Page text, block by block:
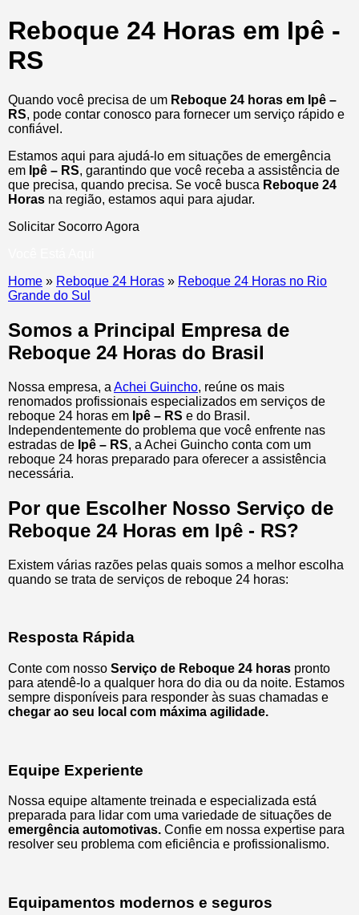
Reboque 24 Horas em Ipê -
RS
Quando você precisa de um Reboque 24 horas em Ipê –
RS, pode contar conosco para fornecer um serviço rápido e
confiável.
Estamos aqui para ajudá-lo em situações de emergência
em Ipê – RS, garantindo que você receba a assistência de
que precisa, quando precisa. Se você busca Reboque 24
Horas na região, estamos aqui para ajudar.
Solicitar Socorro Agora
Home » Reboque 24 Horas » Reboque 24 Horas no Rio
Grande do Sul
Somos a Principal Empresa de
Reboque 24 Horas do Brasil
Nossa empresa, a Achei Guincho, reúne os mais
renomados profissionais especializados em serviços de
reboque 24 horas em Ipê – RS e do Brasil .
Independentemente do problema que você enfrente nas
estradas de Ipê – RS, a Achei Guincho conta com um
reboque 24 horas preparado para oferecer a assistência
necessária.
Por que Escolher Nosso Serviço de
Reboque 24 Horas em Ipê - RS?
Existem várias razões pelas quais somos a melhor escolha
quando se trata de serviços de reboque 24 horas:
Resposta Rápida
Conte com nosso Serviço de Reboque 24 horas pronto
para atendê-lo a qualquer hora do dia ou da noite. Estamos
sempre disponíveis para responder às suas chamadas e
chegar ao seu local com máxima agilidade.
Equipe Experiente
Nossa equipe altamente treinada e especializada está
preparada para lidar com uma variedade de situações de
emergência automotivas. Confie em nossa expertise para
resolver seu problema com eficiência e profissionalismo.
Equipamentos modernos e seguros